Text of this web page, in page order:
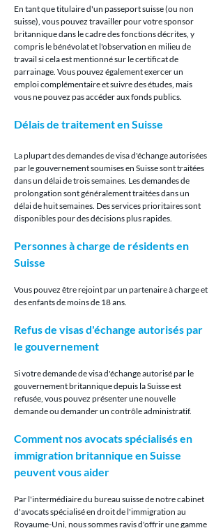
En tant que titulaire d'un passeport suisse (ou non
suisse), vous pouvez travailler pour votre sponsor
britannique dans le cadre des fonctions décrites, y
compris le bénévolat et l'observation en milieu de
travail si cela est mentionné sur le certificat de
parrainage. Vous pouvez également exercer un
emploi complémentaire et suivre des études, mais
vous ne pouvez pas accéder aux fonds publics.
Délais de traitement en Suisse
La plupart des demandes de visa d'échange autorisées
par le gouvernement soumises en Suisse sont traitées
dans un délai de trois semaines. Les demandes de
prolongation sont généralement traitées dans un
délai de huit semaines. Des services prioritaires sont
disponibles pour des décisions plus rapides.
Personnes à charge de résidents en
Suisse
Vous pouvez être rejoint par un partenaire à charge et
des enfants de moins de 18 ans.
Refus de visas d'échange autorisés par
le gouvernement
Si votre demande de visa d'échange autorisé par le
gouvernement britannique depuis la Suisse est
refusée, vous pouvez présenter une nouvelle
demande ou demander un contrôle administratif.
Comment nos avocats spécialisés en
immigration britannique en Suisse
peuvent vous aider
Par l'intermédiaire du bureau suisse de notre cabinet
d'avocats spécialisé en droit de l'immigration au
Royaume-Uni, nous sommes ravis d'offrir une gamme